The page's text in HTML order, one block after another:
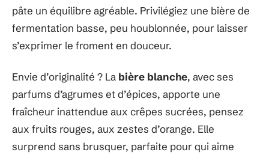
pâte un équilibre agréable. Privilégiez une bière de
fermentation basse, peu houblonnée, pour laisser
s’exprimer le froment en douceur.
Envie d’originalité ? La bière blanche, avec ses
parfums d’agrumes et d’épices, apporte une
fraîcheur inattendue aux crêpes sucrées, pensez
aux fruits rouges, aux zestes d’orange. Elle
surprend sans brusquer, parfaite pour qui aime